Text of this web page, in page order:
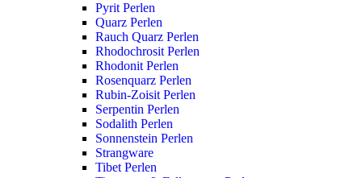
Pyrit Perlen
Quarz Perlen
Rauch Quarz Perlen
Rhodochrosit Perlen
Rhodonit Perlen
Rosenquarz Perlen
Rubin-Zoisit Perlen
Serpentin Perlen
Sodalith Perlen
Sonnenstein Perlen
Strangware
Tibet Perlen